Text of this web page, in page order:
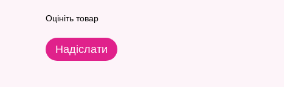
Оцініть товар
Надіслати